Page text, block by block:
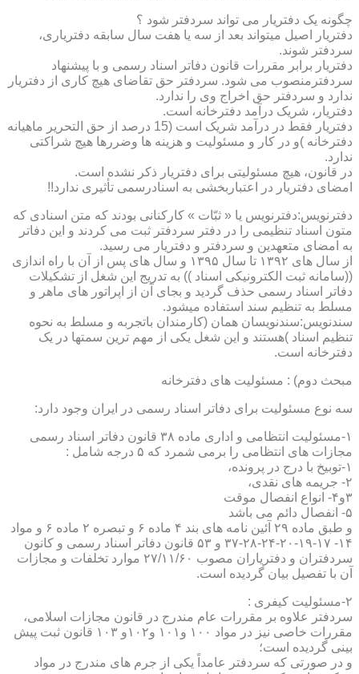
چگونه یک دفتریار می تواند سردفتر شود ؟
دفتریار اصیل میتواند بعد از سه یا هفت سال سابقه دفتریاری،
سردفتر شوند.
دفتریار برابر مقررات قانون دفاتر اسناد رسمی و با پیشنهاد
سردفترمنصوب می شود. سردفتر حق تقاضای هیچ کاری از دفتریار
ندارد و سردفتر حق اخراج وی را ندارد.
دفتریار، شریک درآمد دفترخانه است.
دفتریار فقط در درآمد شریک است (15 درصد از حق التحریر ماهیانه
دفترخانه )و در کار و مسئولیت و هزینه ها وضررها هیچ شراکتی
ندارد.
در قانون، هیچ مسئولیتی برای دفتریار ذکر نشده است.
امضای دفتریار در اعتباربخشی به اسنادرسمی تأثیری ندارد!!
دفترنویس:دفترنویس یا « ثبّات » کارکنانی بودند که متن اسنادی که
متون اسناد تنظیمی را در دفتر سردفتر ثبت می کردند و این دفاتر
به امضای متعهدین و سردفتر و دفتریار می رسید.
از سال های ۱۳۹۲ تا سال ۱۳۹۵ و سال های پس از آن با راه اندازی
((سامانه ثبت الکترونیکی اسناد )) به تدریج این شغل از تشکیلات
دفاتر اسناد رسمی حذف گردید و بجای آن از اپراتور های ماهر و
مسلط به تنظیم سند استفاده میشود.
سندنویس:سندنویسان همان (کارمندان باتجربه و مسلط به نحوه
تنظیم اسناد )هستند و این شغل یکی از مهم ترین سمتها در یک
دفترخانه است.
مبحث دوم) : مسئولیت های دفترخانه
سه نوع مسئولیت برای دفاتر اسناد رسمی در ایران وجود دارد:
۱-مسئولیت انتظامی و اداری ماده ۳۸ قانون دفاتر اسناد رسمی
مجازات های انتظامی را برمی شمرد که ۵ درجه شامل :
۱-توبیخ با درج در پرونده،
۲- جریمه های نقدی،
۳و۴- انواع انفصال موقت
۵- انفصال دائم می باشد
و طبق ماده ۲۹ آئین نامه های بند ۴ ماده ۶ و تبصره ۲ ماده ۶ و مواد
۱۴- ۱۷-۱۹-۲۰-۲۴-۲۸-۳۷ و ۵۳ قانون دفاتر اسناد رسمی و کانون
سردفتران و دفتریاران مصوب ۲۷/۱۱/۶۰ موارد تخلفات و مجازات
آن با تفصیل بیان گردیده است.
۲-مسئولیت کیفری :
سردفتر علاوه بر مقررات عام مندرج در قانون مجازات اسلامی،
مقررات خاصی نیز در مواد ۱۰۰ و۱۰۱ و۱۰۲و ۱۰۳ قانون ثبت پیش
بینی گردیده است؛
و در صورتی که سردفتر عامداً یکی از جرم های مندرج در مواد